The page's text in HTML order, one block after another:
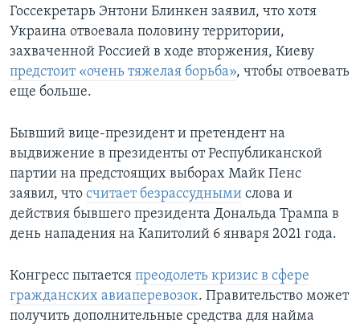
Госсекретарь Энтони Блинкен заявил, что хотя
Украина отвоевала половину территории,
захваченной Россией в ходе вторжения, Киеву
предстоит «очень тяжелая борьба», чтобы отвоевать
еще больше.
Бывший вице-президент и претендент на
выдвижение в президенты от Республиканской
партии на предстоящих выборах Майк Пенс
заявил, что считает безрассудными слова и
действия бывшего президента Дональда Трампа в
день нападения на Капитолий 6 января 2021 года.
Конгресс пытается преодолеть кризис в сфере
гражданских авиаперевозок. Правительство может
получить дополнительные средства для найма